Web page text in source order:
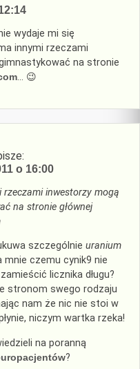
wydaje mi się
innymi rzeczami
na stronie
… 😉
o 16:00
rzeczami inwestorzy mogą
na stronie głównej
szczególnie uranium
mnie czemu cynik9 nie
licznika długu?
stronom swego rodzaju
nam że nic nie stoi w
niczym wartka rzeka!
na poranną
?